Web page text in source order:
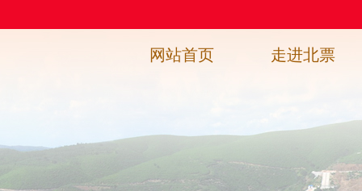
网站首页 走进北票